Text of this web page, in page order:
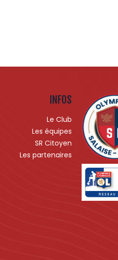
INFOS
Le Club
Les équipes
SR Citoyen
Les partenaires